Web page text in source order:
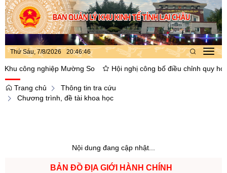
Thứ Sáu, 7/8/2026 20:46:47
nghiệp Mường So Hội nghị công bố điều chỉnh quy hoạch
Trang chủ
Thông tin tra cứu
Chương trình, đề tài khoa học
Nội dung đang cập nhật...
BẢN ĐỒ ĐỊA GIỚI HÀNH CHÍNH